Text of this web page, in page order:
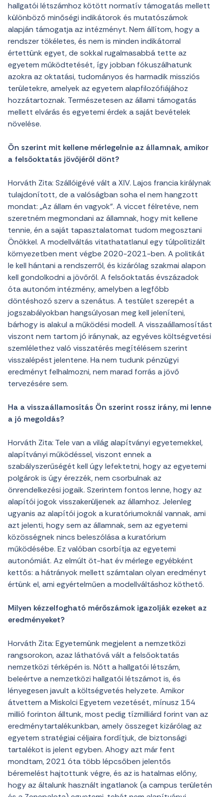
hallgatói létszámhoz kötött normatív támogatás mellett
különböző minőségi indikátorok és mutatószámok
alapján támogatja az intézményt. Nem állítom, hogy a
rendszer tökéletes, és nem is minden indikátorral
értettünk egyet, de sokkal rugalmasabbá tette az
egyetem működtetését, így jobban fókuszálhatunk
azokra az oktatási, tudományos és harmadik missziós
területekre, amelyek az egyetem alapfilozófiájához
hozzátartoznak. Természetesen az állami támogatás
mellett elvárás és egyetemi érdek a saját bevételek
növelése.
Ön szerint mit kellene mérlegelnie az államnak, amikor
a felsőoktatás jövőjéről dönt?
Horváth Zita: Szállóigévé vált a XIV. Lajos francia királynak
tulajdonított, de a valóságban soha el nem hangzott
mondat: „Az állam én vagyok”. A viccet félretéve, nem
szeretném megmondani az államnak, hogy mit kellene
tennie, én a saját tapasztalatomat tudom megosztani
Önökkel. A modellváltás vitathatatlanul egy túlpolitizált
környezetben ment végbe 2020-2021-ben. A politikát
le kell hántani a rendszerről, és kizárólag szakmai alapon
kell gondolkodni a jövőről. A felsőoktatás évszázadok
óta autonóm intézmény, amelyben a legfőbb
döntéshozó szerv a szenátus. A testület szerepét a
jogszabályokban hangsúlyosan meg kell jeleníteni,
bárhogy is alakul a működési modell. A visszaállamosítást
viszont nem tartom jó iránynak, az egyéves költségvetési
szemlélethez való visszatérés megítélésem szerint
visszalépést jelentene. Ha nem tudunk pénzügyi
eredményt felhalmozni, nem marad forrás a jövő
tervezésére sem.
Ha a visszaállamosítás Ön szerint rossz irány, mi lenne
a jó megoldás?
Horváth Zita: Tele van a világ alapítványi egyetemekkel,
alapítványi működéssel, viszont ennek a
szabályszerűségét kell úgy lefektetni, hogy az egyetemi
polgárok is úgy érezzék, nem csorbulnak az
önrendelkezési jogaik. Szerintem fontos lenne, hogy az
alapítói jogok visszakerüljenek az államhoz. Jelenleg
ugyanis az alapítói jogok a kuratóriumoknál vannak, ami
azt jelenti, hogy sem az államnak, sem az egyetemi
közösségnek nincs beleszólása a kuratórium
működésébe. Ez valóban csorbítja az egyetemi
autonómiát. Az elmúlt öt-hat év mérlege egyébként
kettős: a hátrányok mellett számtalan olyan eredményt
értünk el, ami egyértelműen a modellváltáshoz köthető.
Milyen kézzelfogható mérőszámok igazolják ezeket az
eredményeket?
Horváth Zita: Egyetemünk megjelent a nemzetközi
rangsorokon, azaz láthatóvá vált a felsőoktatás
nemzetközi térképén is. Nőtt a hallgatói létszám,
beleértve a nemzetközi hallgatói létszámot is, és
lényegesen javult a költségvetés helyzete. Amikor
átvettem a Miskolci Egyetem vezetését, mínusz 154
millió forinton álltunk, most pedig tízmilliárd forint van az
eredménytartalékunkban, amely összeget kizárólag az
egyetem stratégiai céljaira fordítjuk, de biztonsági
tartalékot is jelent egyben. Ahogy azt már fent
mondtam, 2021 óta több lépcsőben jelentős
béremelést hajtottunk végre, és az is hatalmas előny,
hogy az általunk használt ingatlanok (a campus területén